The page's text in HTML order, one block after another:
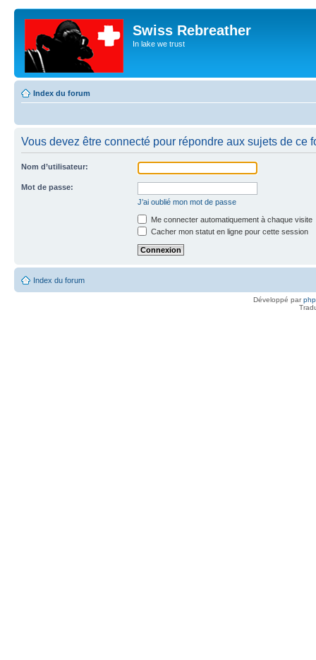
Swiss Rebreather
In lake we trust
Index du forum
Vous devez être connecté pour répondre aux sujets de ce
Nom d’utilisateur:
Mot de passe:
J’ai oublié mon mot de passe
Me connecter automatiquement à chaque visite
Cacher mon statut en ligne pour cette session
Index du forum
Développé par